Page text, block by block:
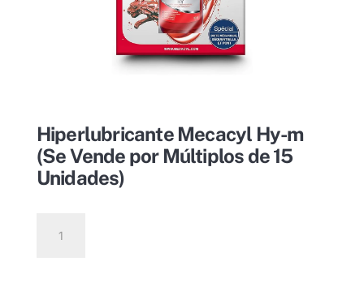
Hiperlubricante Mecacyl Hy-m
(Se Vende por Múltiplos de 15
Unidades)
Mecacyl